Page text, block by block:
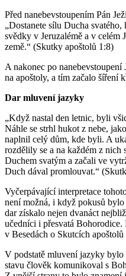
Před nanebevstoupením Pán
„Dostanete sílu Ducha
svědky v Jeruzalémě a v celém
země.“ (Skutky apoštolů 1:8)
A nakonec po
na apoštoly, a tím začalo šíření
Dar mluvení jazyky
„Když nastal den letnic, byli
Náhle se strhl hukot z nebe,
naplnil celý dům, kde byli. A
rozdělily se a na každém z
Duchem svatým a začali ve
Duch dával promlouvat.“
Vyčerpávající interpretace
není možná, i když pokusů
dar získalo nejen dvanáct
učedníci i přesvatá Bohorodice.
v Besedách o Skutcích apoštolů
V podstatě mluvení jazyky
stavu člověk komunikoval s